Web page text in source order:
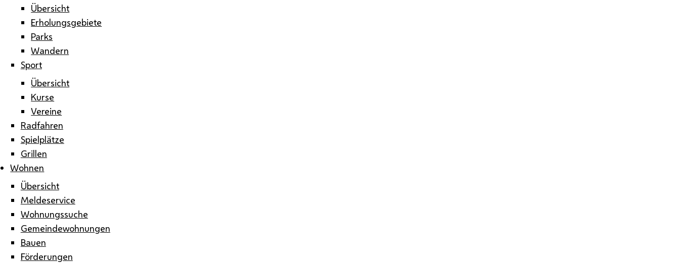
Übersicht
Erholungsgebiete
Parks
Wandern
Sport
Übersicht
Kurse
Vereine
Radfahren
Spielplätze
Grillen
Wohnen
Übersicht
Meldeservice
Wohnungssuche
Gemeindewohnungen
Bauen
Förderungen